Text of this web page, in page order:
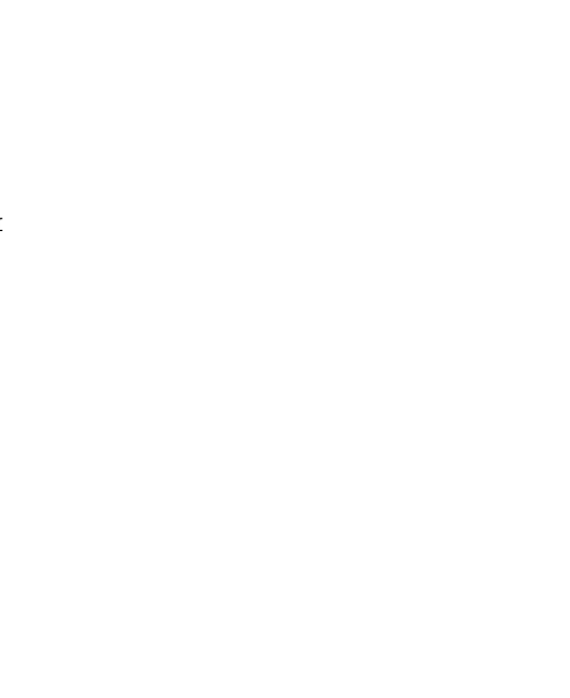
gibt einiges zu feiern! Nikolaus, Weihnachten und auch Geburtstage
„Happy Birthday“ raus an unseren Tauchlehrer Andrej. Diese
an Tauchlehrerin Flavia! „Grüße und Küsse gehen raus“ an Flavia!
Birthday und Bye bye Yvonne! Wieso? Unsere Tauchlehrerin